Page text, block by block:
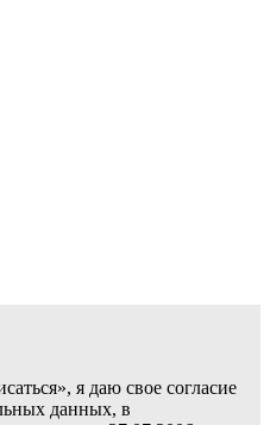
я даю свое согласие
данных, в